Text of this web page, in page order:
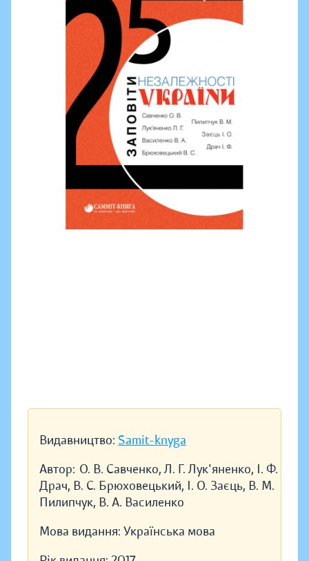
Видавництво: Samit-knyga
Автор: О. В. Савченко, Л. Г. Лук'яненко, І. Ф.
Драч, В. С. Брюховецький, І. О. Заєць, В. М.
Пилипчук, В. А. Василенко
Мова видання: Українська мова